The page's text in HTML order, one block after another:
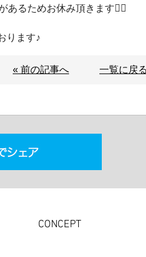
あるためお休み頂きます🙇‍♀️
ります♪
« 前の記事へ 一覧に戻る
CONCEPT